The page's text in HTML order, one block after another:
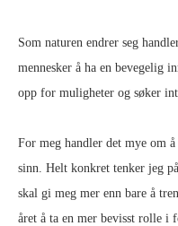
Som naturen endrer seg
mennesker å ha en bevegelig
opp for muligheter og søker
For meg handler det mye om
sinn. Helt konkret tenker jeg
skal gi meg mer enn bare å
året å ta en mer bevisst rolle i